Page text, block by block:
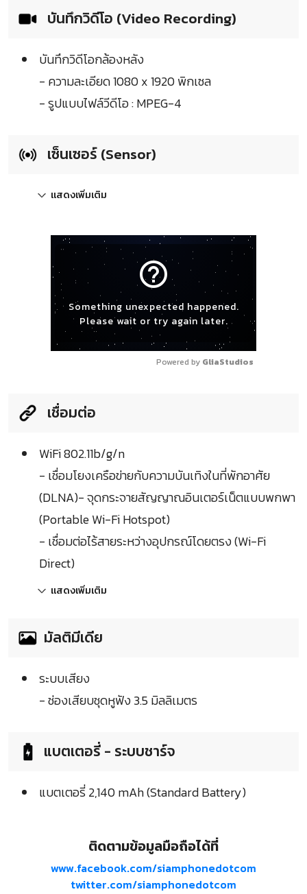
บันทึกวิดีโอ (Video Recording)
บันทึกวิดีโอกล้องหลัง
- ความละเอียด 1080 x 1920 พิกเซล
- รูปแบบไฟล์วีดีโอ : MPEG-4
เซ็นเซอร์ (Sensor)
แสดงเพิ่มเติม
help_outline
Something unexpected happened.
Please wait or try again later.
Powered by GliaStudios
เชื่อมต่อ
WiFi 802.11b/g/n
- เชื่อมโยงเครือข่ายกับความบันเทิงในที่พักอาศัย
(DLNA)- จุดกระจายสัญญาณอินเตอร์เน็ตแบบพกพา
(Portable Wi-Fi Hotspot)
- เชื่อมต่อไร้สายระหว่างอุปกรณ์โดยตรง (Wi-Fi
Direct)
แสดงเพิ่มเติม
มัลติมีเดีย
ระบบเสียง
- ช่องเสียบชุดหูฟัง 3.5 มิลลิเมตร
แบตเตอรี่ - ระบบชาร์จ
แบตเตอรี่ 2,140 mAh (Standard Battery)
ติดตามข้อมูลมือถือได้ที่
www.facebook.com/siamphonedotcom
twitter.com/siamphonedotcom